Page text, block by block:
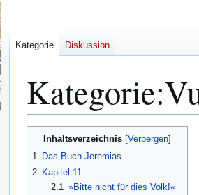
Kategorie:
Inhaltsverzeichnis
1 Das Buch Jeremias
2 Kapitel 11
2.1
»Bitte nicht für dies Volk!«
Kategorie Diskussion